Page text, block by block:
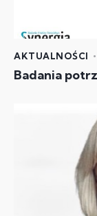
AKTUALNOŚCI
Badania